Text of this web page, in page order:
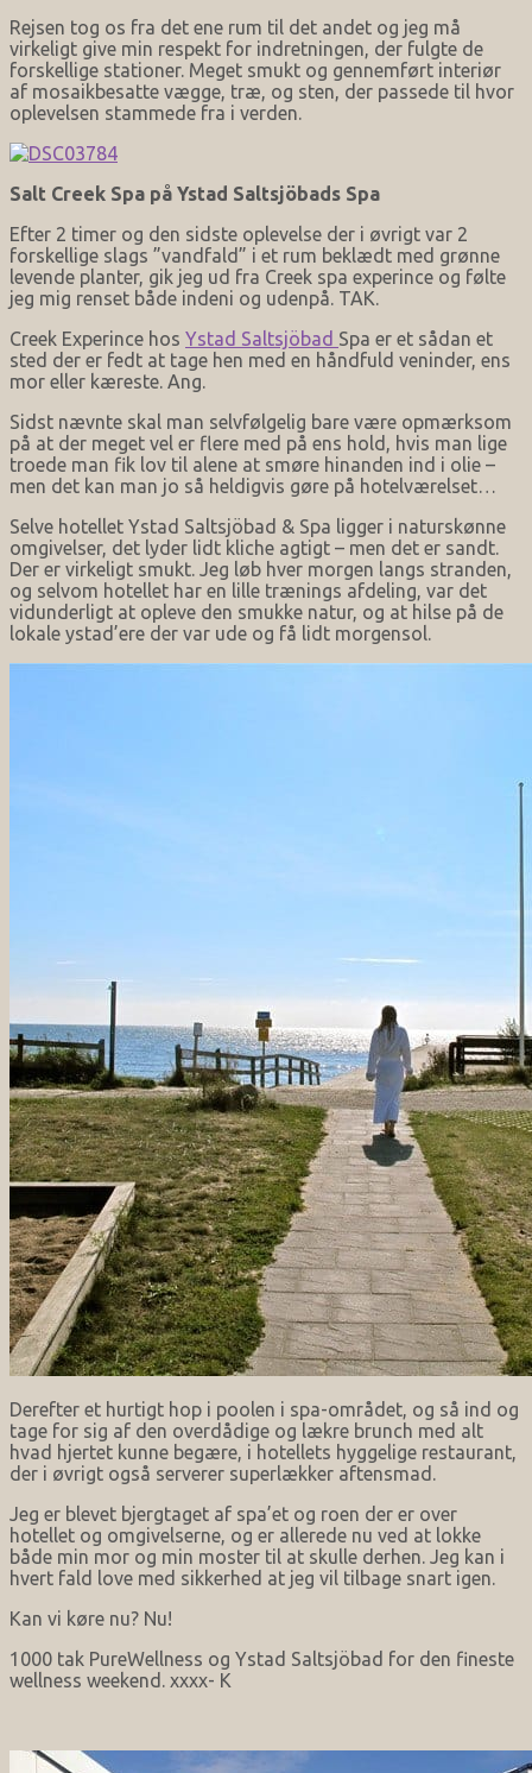
Rejsen tog os fra det ene rum til det andet og jeg må
virkeligt give min respekt for indretningen, der fulgte de
forskellige stationer. Meget smukt og gennemført interiør
af mosaikbesatte vægge, træ, og sten, der passede til hvor
oplevelsen stammede fra i verden.
Salt Creek Spa på Ystad Saltsjöbads Spa
Efter 2 timer og den sidste oplevelse der i øvrigt var 2
forskellige slags ”vandfald” i et rum beklædt med grønne
levende planter, gik jeg ud fra Creek spa experince og følte
jeg mig renset både indeni og udenpå. TAK.
Creek Experince hos Ystad Saltsjöbad Spa er et sådan et
sted der er fedt at tage hen med en håndfuld veninder, ens
mor eller kæreste. Ang.
Sidst nævnte skal man selvfølgelig bare være opmærksom
på at der meget vel er flere med på ens hold, hvis man lige
troede man fik lov til alene at smøre hinanden ind i olie –
men det kan man jo så heldigvis gøre på hotelværelset…
Selve hotellet Ystad Saltsjöbad & Spa ligger i naturskønne
omgivelser, det lyder lidt kliche agtigt – men det er sandt.
Der er virkeligt smukt. Jeg løb hver morgen langs stranden,
og selvom hotellet har en lille trænings afdeling, var det
vidunderligt at opleve den smukke natur, og at hilse på de
lokale ystad’ere der var ude og få lidt morgensol.
Derefter et hurtigt hop i poolen i spa-området, og så ind og
tage for sig af den overdådige og lækre brunch med alt
hvad hjertet kunne begære, i hotellets hyggelige restaurant,
der i øvrigt også serverer superlækker aftensmad.
Jeg er blevet bjergtaget af spa’et og roen der er over
hotellet og omgivelserne, og er allerede nu ved at lokke
både min mor og min moster til at skulle derhen. Jeg kan i
hvert fald love med sikkerhed at jeg vil tilbage snart igen.
Kan vi køre nu? Nu!
1000 tak PureWellness og Ystad Saltsjöbad for den fineste
wellness weekend. xxxx- K